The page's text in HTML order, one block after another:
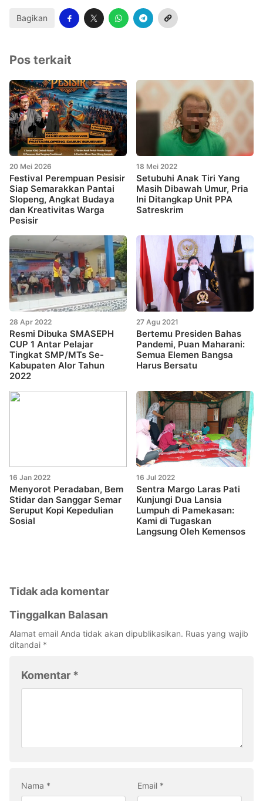
Bagikan
Pos terkait
20 Mei 2026
Festival Perempuan Pesisir
Siap Semarakkan Pantai
Slopeng, Angkat Budaya
dan Kreativitas Warga
Pesisir
18 Mei 2022
Setubuhi Anak Tiri Yang
Masih Dibawah Umur, Pria
Ini Ditangkap Unit PPA
Satreskrim
28 Apr 2022
Resmi Dibuka SMASEPH
CUP 1 Antar Pelajar
Tingkat SMP/MTs Se-
Kabupaten Alor Tahun
2022
27 Agu 2021
Bertemu Presiden Bahas
Pandemi, Puan Maharani:
Semua Elemen Bangsa
Harus Bersatu
16 Jan 2022
Menyorot Peradaban, Bem
Stidar dan Sanggar Semar
Seruput Kopi Kepedulian
Sosial
16 Jul 2022
Sentra Margo Laras Pati
Kunjungi Dua Lansia
Lumpuh di Pamekasan:
Kami di Tugaskan
Langsung Oleh Kemensos
Tidak ada komentar
Tinggalkan Balasan
Alamat email Anda tidak akan dipublikasikan. Ruas yang wajib
ditandai *
Komentar *
Nama * Email *